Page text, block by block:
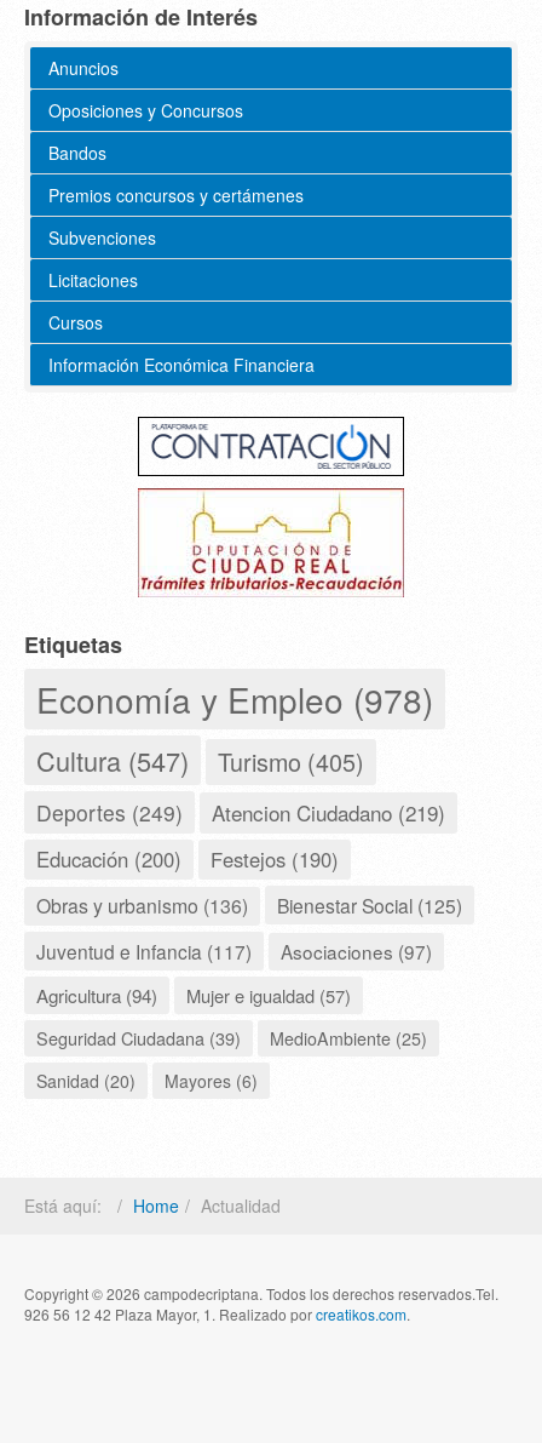
Información de Interés
Anuncios
Oposiciones y Concursos
Bandos
Premios concursos y certámenes
Subvenciones
Licitaciones
Cursos
Información Económica Financiera
Etiquetas
Economía y Empleo (978)
Cultura (547) Turismo (405)
Deportes (249) Atencion Ciudadano (219)
Educación (200) Festejos (190)
Obras y urbanismo (136)
Bienestar Social (125)
Juventud e Infancia (117)
Asociaciones (97)
Agricultura (94)
Mujer e igualdad (57)
Seguridad Ciudadana (39)
MedioAmbiente (25)
Sanidad (20)
Mayores (6)
Está aquí: Home Actualidad
Copyright © 2026 campodecriptana. Todos los derechos reservados.Tel.
926 56 12 42 Plaza Mayor, 1. Realizado porcreatikos.com.